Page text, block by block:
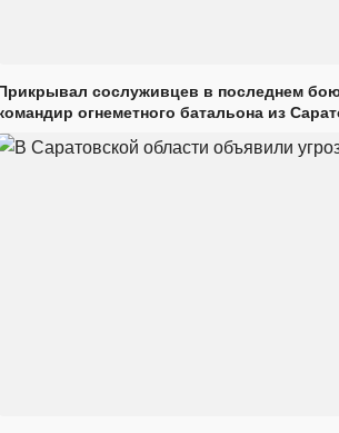
сослуживцев в последнем
огнеметного батальона из